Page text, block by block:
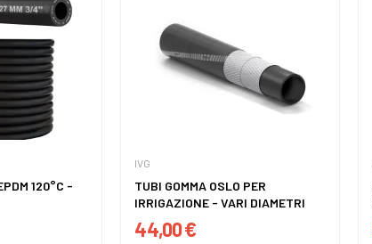
120°C -
IVG
TUBI GOMMA OSLO PER
IRRIGAZIONE - VARI DIAMETRI
44,00 €